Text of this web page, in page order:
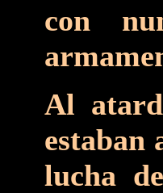
con
Al
estaban
lucha